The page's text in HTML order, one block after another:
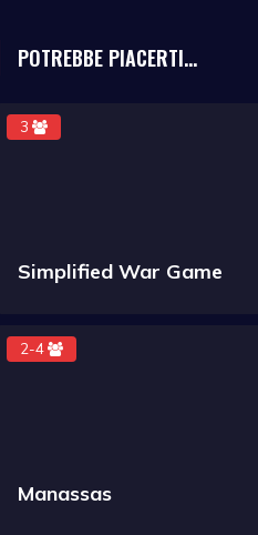
POTREBBE PIACERTI...
3
Simplified War Game
2-4
Manassas